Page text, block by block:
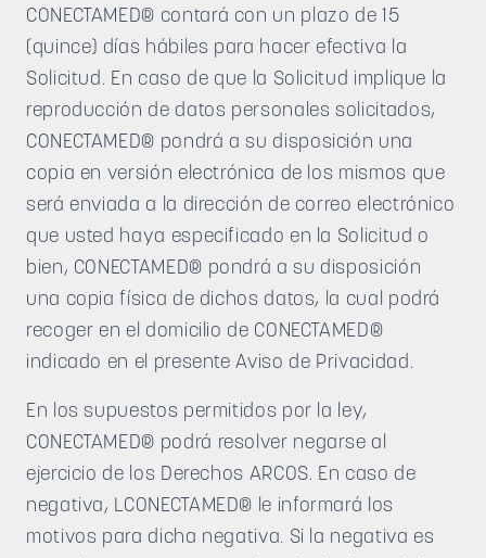
CONECTAMED® contará con un plazo de 15
(quince) días hábiles para hacer efectiva la
Solicitud. En caso de que la Solicitud implique la
reproducción de datos personales solicitados,
CONECTAMED® pondrá a su disposición una
copia en versión electrónica de los mismos que
será enviada a la dirección de correo electrónico
que usted haya especificado en la Solicitud o
bien, CONECTAMED® pondrá a su disposición
una copia física de dichos datos, la cual podrá
recoger en el domicilio de CONECTAMED®
indicado en el presente Aviso de Privacidad.
En los supuestos permitidos por la ley,
CONECTAMED® podrá resolver negarse al
ejercicio de los Derechos ARCOS. En caso de
negativa, LCONECTAMED® le informará los
motivos para dicha negativa. Si la negativa es